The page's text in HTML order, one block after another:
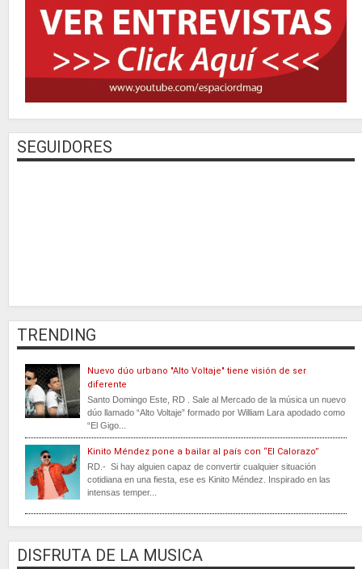
SEGUIDORES
TRENDING
Nuevo dúo urbano "Alto Voltaje" tiene visión de ser
diferente
Santo Domingo Este, RD . Sale al Mercado de la música un nuevo
dúo llamado “Alto Voltaje” formado por William Lara apodado como
“El Gigo...
Kinito Méndez pone a bailar al país con “El Calorazo”
RD.- Si hay alguien capaz de convertir cualquier situación
cotidiana en una fiesta, ese es Kinito Méndez. Inspirado en las
intensas temper...
DISFRUTA DE LA MUSICA